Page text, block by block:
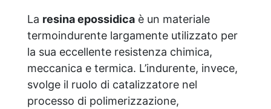
La resina epossidica è un materiale
termoindurente largamente utilizzato per
la sua eccellente resistenza chimica,
meccanica e termica. L’indurente, invece,
svolge il ruolo di catalizzatore nel
processo di polimerizzazione,